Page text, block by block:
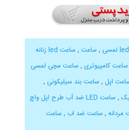
, ساعت ,
ساعت led زنانه
ساعت کامپیوتری , ساعت مچی لمسی
اپل , ساعت بند سیلیکونی ,
,
ساعت LED ضد آب طرح اپل واچ
مردانه , ساعت ضد اب , ساعت